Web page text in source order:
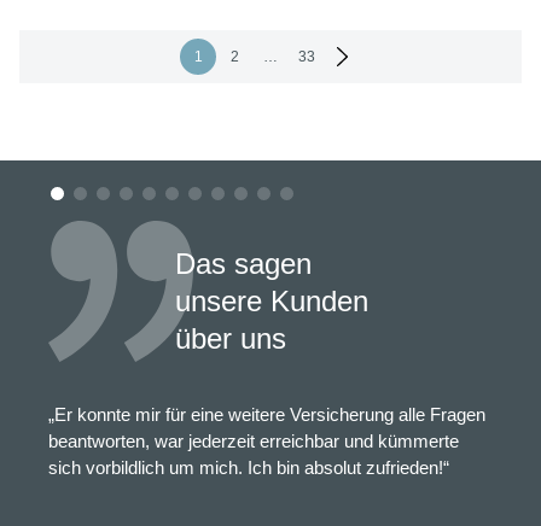
Seitennummerierung
1 2 … 33
Das sagen
unsere Kunden
über uns
„Er konnte mir für eine weitere Versicherung alle Fragen
beantworten, war jederzeit erreichbar und kümmerte
sich vorbildlich um mich. Ich bin absolut zufrieden!“